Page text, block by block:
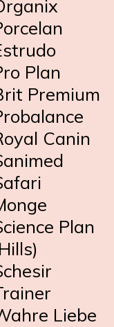
Plan
Premium
Canin
Plan
Liebe